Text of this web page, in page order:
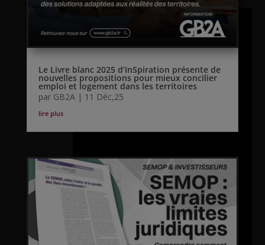
Le Livre blanc 2025 d’InSpiration présente de
nouvelles propositions pour mieux concilier
emploi et logement dans les territoires
par GB2A| 11 Déc,25
lire plus